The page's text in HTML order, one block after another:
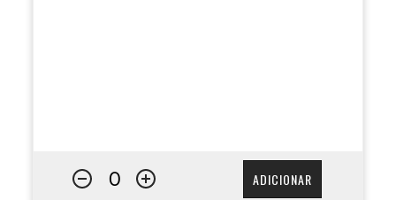
ADICIONAR